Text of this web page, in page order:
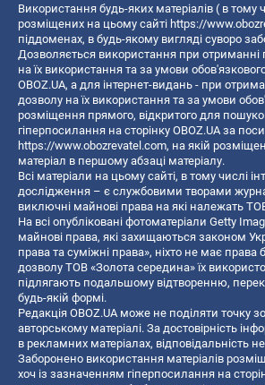
Використання будь-яких матеріалів ( в тому
розміщених на цьому сайті https://
піддоменах, в будь-якому вигляді суворо
Дозволяється використання при отриманні
на їх використання та за умови
OBOZ.UA, а для інтернет-видань - при
дозволу на їх використання та за умови
розміщення прямого, відкритого для
гіперпосилання на сторінку OBOZ.UA за
https://www.obozrevatel.com, на якій
матеріал в першому абзаці матеріалу.
Всі матеріали на цьому сайті, в тому числі
дослідження – є службовими творами
виключні майнові права на які належать
На всі опубліковані фотоматеріали Getty
майнові права, які захищаються законом
права та суміжні права», ніхто не має права
дозволу ТОВ «Золота середина» їх
підлягають подальшому відтворенню,
будь-якій формі.
Редакція OBOZ.UA може не поділяти точку
авторському матеріалі. За достовірність
в рекламних матеріалах, відповідальність
Заборонено використання матеріалів
хоч із зазначенням гіперпосилання на